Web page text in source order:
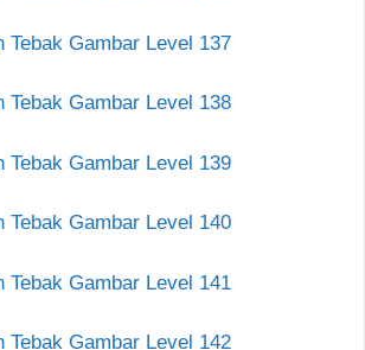
Tebak Gambar Level 137
Tebak Gambar Level 138
Tebak Gambar Level 139
Tebak Gambar Level 140
Tebak Gambar Level 141
Tebak Gambar Level 142